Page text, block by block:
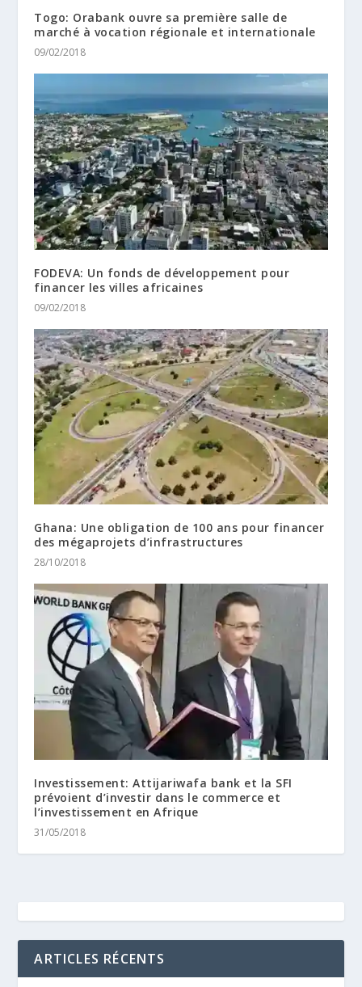
Togo: Orabank ouvre sa première salle de
marché à vocation régionale et internationale
09/02/2018
FODEVA: Un fonds de développement pour
financer les villes africaines
09/02/2018
Ghana: Une obligation de 100 ans pour financer
des mégaprojets d’infrastructures
28/10/2018
Investissement: Attijariwafa bank et la SFI
prévoient d’investir dans le commerce et
l’investissement en Afrique
31/05/2018
ARTICLES RÉCENTS